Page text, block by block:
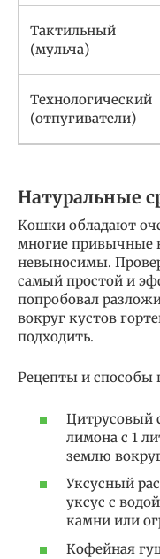
Тактильный
(мульча)
Технологический
(отпугиватели)
Натуральные
Кошки обладают
многие привычные
невыносимы.
самый простой и
попробовал
вокруг кустов
подходить.
Рецепты и способы
Цитрусовый
лимона с 1
землю
Уксусный
уксус с
камни или
Кофейная